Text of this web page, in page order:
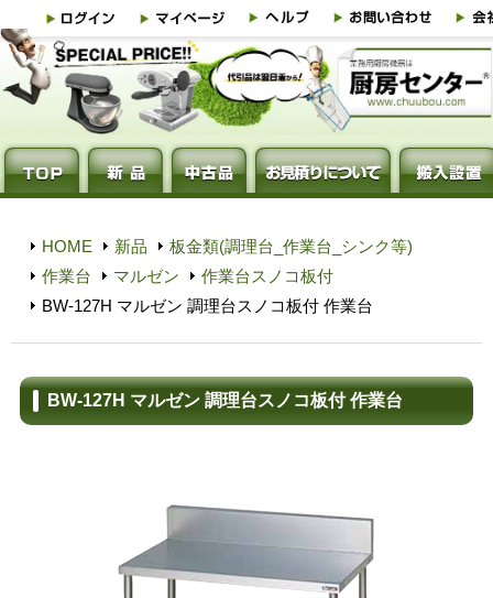
HOME 新品
板金類(調理台_作業台_シンク等)
作業台
マルゼン
作業台スノコ板付
BW-127H マルゼン 調理台スノコ板付 作業台
BW-127H マルゼン 調理台スノコ板付 作業台